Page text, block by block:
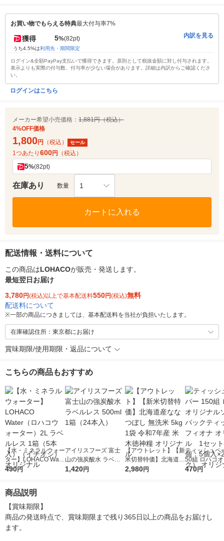
お買い物でもらえる特典最大付与率7%
獲得 5%(82pt)
うち4.5%は利用先・期間限定
内訳を見る
ログイン&全額PayPay支払いで獲得できます。原則として税抜金額に対し付与されます。
表示よりも実際の付与数、付与率が少ない場合があります。詳細は内訳からご確認くださ
い。
ログインはこちら
メーカー希望小売価格： 1,881円（税込）
4%OFF価格
1,800円 （税込） セール
1つあたり 600円 （税込）
5%(82pt)
在庫あり 数量 1
カートに入れる
配送情報・送料について
この商品はLOHACOが販売・発送します。
最短翌日お届け
3,780円(税込)以上で基本配送料550円(税込)無料
配送料について
※一部の商品につきましては、基本配送料を当社が負担いたします。
在庫確認住所：東京都にお届け
賞味期限/使用期限・返品について
こちらの商品もおすすめ
【水・ミネラルウォー
ター】LOHACO Wate
r（ロハコウォータ
シ） オリジナル
490円
アイリスフーズ 富士
山の強炭酸水 ラベル
レス 500ml 1箱（24
1,420円
【アウトレット】【新
米切替特価】北海道産
ななつぼし 無洗米 5k
2,980円
ティッシュペ
50組 ロハコ
ルソフトパッ
470円
商品説明
【賞味期限】
商品の発送時点で、賞味期限まで残り365日以上の商品をお届けし
ます。